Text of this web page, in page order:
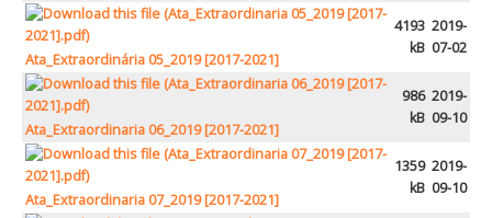
Biblioteca Online FZZ
Plantas PDM Online
Faixas Gestão Combustível
Regulamentos em Vigor
Requerimentos em Vigor
Sugestões/Reclamações
Ata_Extraordinária 05_2019 [2017-2021]
4193
kB
2019-
07-02
Ata_Extraordinaria 06_2019 [2017-2021]
986
kB
2019-
09-10
Ata_Extraordinaria 07_2019 [2017-2021]
1359
kB
2019-
09-10